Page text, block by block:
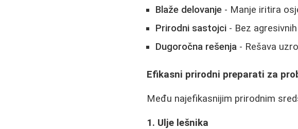
Blaže delovanje - Manje iritira
Prirodni sastojci - Bez
Dugoročna rešenja - Rešava
Efikasni prirodni preparati za
Među najefikasnijim prirodnim
1. Ulje lešnika